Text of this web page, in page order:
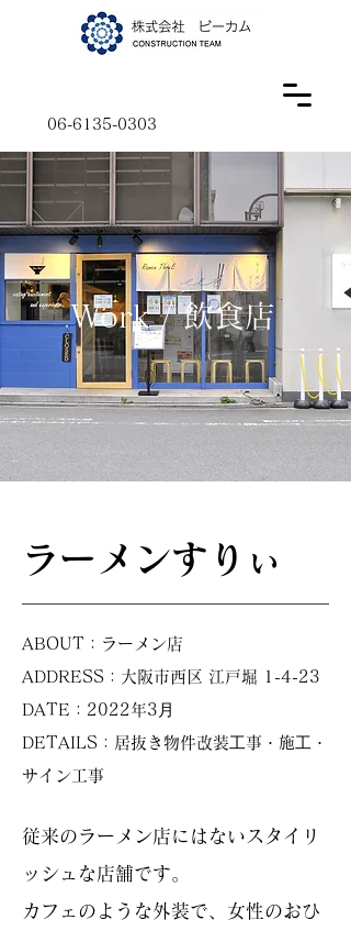
06-6135-0303
Work / 飲食店
ラーメンすりぃ
ABOUT：ラーメン店
ADDRESS：大阪市西区 江戸堀 1-4-23
DATE：2022年3⽉
DETAILS：居抜き物件改装⼯事・施⼯・
サイン工事
従来のラーメン店にはないスタイリ
ッシュな店舗です。
カフェのような外装で、女性のおひ